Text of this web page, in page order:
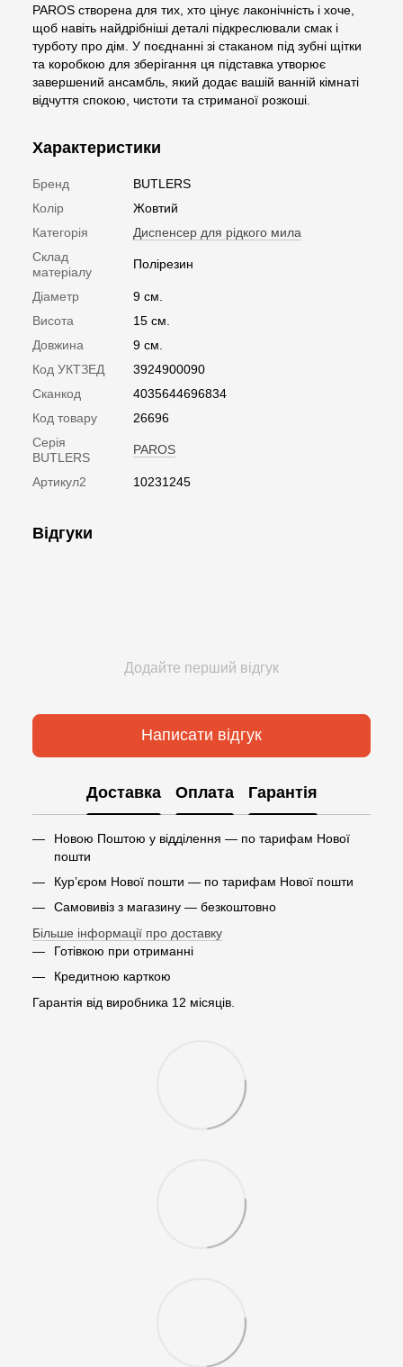
PAROS створена для тих, хто цінує лаконічність і хоче,
щоб навіть найдрібніші деталі підкреслювали смак і
турботу про дім. У поєднанні зі стаканом під зубні щітки
та коробкою для зберігання ця підставка утворює
завершений ансамбль, який додає вашій ванній кімнаті
відчуття спокою, чистоти та стриманої розкоші.
Характеристики
Бренд
BUTLERS
Колір
Жовтий
Категорія
Диспенсер для рідкого мила
Склад
матеріалу
Полірезин
Діаметр
9 см.
Висота
15 см.
Довжина
9 см.
Код УКТЗЕД
3924900090
Сканкод
4035644696834
Код товару
26696
Серія
BUTLERS
PAROS
Артикул2 10231245
Відгуки
Додайте перший відгук
Написати відгук
Доставка Оплата Гарантія
Новою Поштою у відділення — по тарифам Нової
пошти
Кур’єром Нової пошти — по тарифам Нової пошти
Самовивіз з магазину — безкоштовно
Більше інформації про доставку
Готівкою при отриманні
Кредитною карткою
Гарантія від виробника 12 місяців.